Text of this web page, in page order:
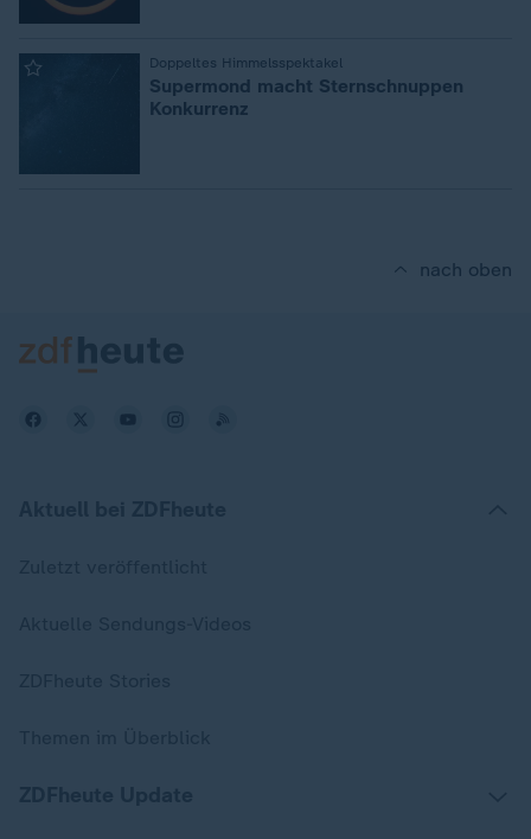
Doppeltes Himmelsspektakel
Supermond macht Sternschnuppen
Konkurrenz
nach oben